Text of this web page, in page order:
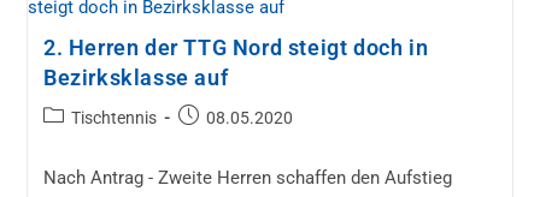
2. Herren der TTG Nord steigt doch in
Bezirksklasse auf
Tischtennis 08.05.2020
Nach Antrag - Zweite Herren schaffen den Aufstieg